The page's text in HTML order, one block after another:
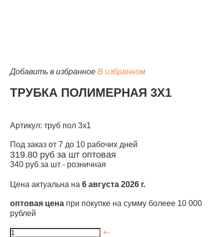
Добавить в избранное В избранном
ТРУБКА ПОЛИМЕРНАЯ 3Х1
Артикул: труб пол 3х1
Под заказ от 7 до 10 рабочих дней
319.80 руб за шт оптовая
340 руб за шт - розничная
Цена актуальна на 6 августа 2026 г.
оптовая цена при покупке на сумму болеее 10 000
рублей
+-